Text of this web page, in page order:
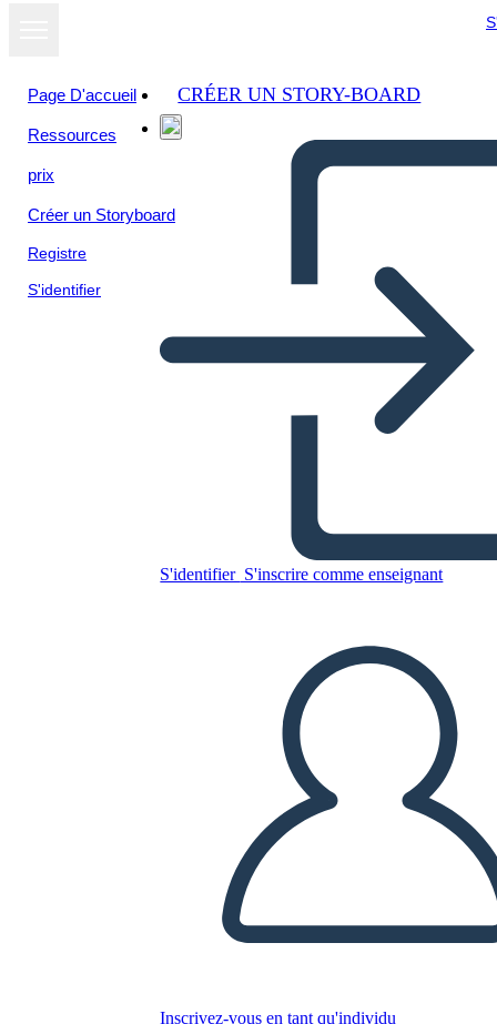
Page D'accueil
Ressources
prix
Créer un Storyboard
Registre
S'identifier
CRÉER UN STORY-BOARD
S'identifier S'inscrire comme enseignant
Inscrivez-vous en tant qu'individu
Indietro di Joseph Bruchac
CRÉER UN STORYBOARD
LIRE LE DIAPORAMA
LIS-MOI